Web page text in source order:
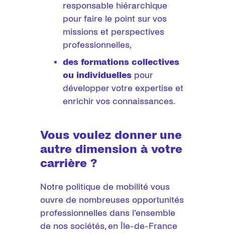
responsable hiérarchique
pour faire le point sur vos
missions et perspectives
professionnelles,
des formations collectives
ou individuelles pour
développer votre expertise et
enrichir vos connaissances.
Vous voulez donner une
autre dimension à votre
carrière ?
Notre politique de mobilité vous
ouvre de nombreuses opportunités
professionnelles dans l’ensemble
de nos sociétés, en Île-de-France